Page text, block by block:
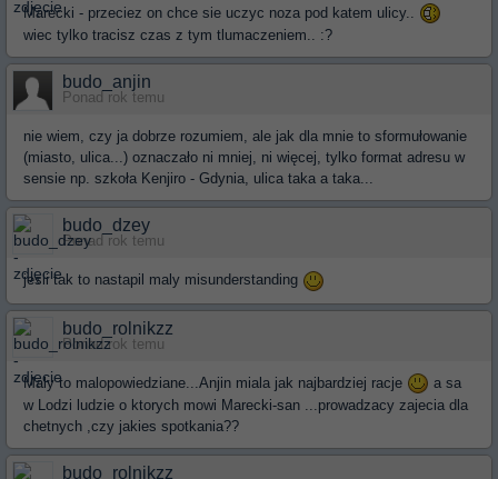
Marecki - przeciez on chce sie uczyc noza pod katem ulicy..
wiec tylko tracisz czas z tym tlumaczeniem.. :?
budo_anjin
Ponad rok temu
nie wiem, czy ja dobrze rozumiem, ale jak dla mnie to sformułowanie
(miasto, ulica...) oznaczało ni mniej, ni więcej, tylko format adresu w
sensie np. szkoła Kenjiro - Gdynia, ulica taka a taka...
budo_dzey
Ponad rok temu
jesli tak to nastapil maly misunderstanding
budo_rolnikzz
Ponad rok temu
Maly to malopowiedziane...Anjin miala jak najbardziej racje
a sa
w Lodzi ludzie o ktorych mowi Marecki-san ...prowadzacy zajecia dla
chetnych ,czy jakies spotkania??
budo_rolnikzz